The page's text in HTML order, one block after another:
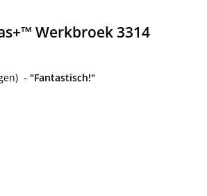
Werkbroek 3314
) - "Fantastisch!"